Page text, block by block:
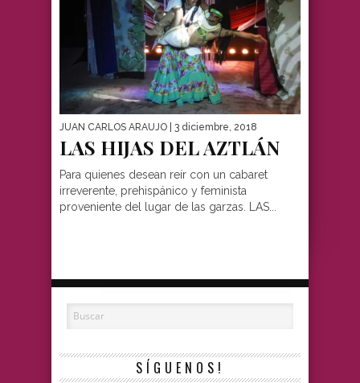
JUAN CARLOS ARAUJO | 3 diciembre, 2018
LAS HIJAS DEL AZTLÁN
Para quienes desean reír con un cabaret
irreverente, prehispánico y feminista
proveniente del lugar de las garzas. LAS...
SÍGUENOS!